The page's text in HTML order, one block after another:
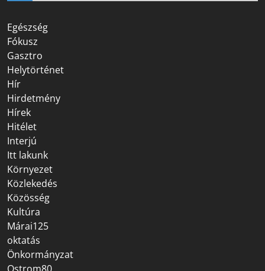
Egészség
Fókusz
Gasztro
Helytörténet
Hír
Hirdetmény
Hírek
Hitélet
Interjú
Itt lakunk
Környezet
Közlekedés
Közösség
Kultúra
Márai125
oktatás
Önkormányzat